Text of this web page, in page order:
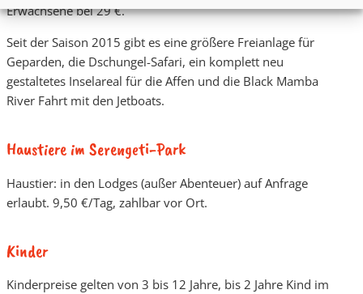
Erwachsene bei 29 €.
Seit der Saison 2015 gibt es eine größere Freianlage für
Geparden, die Dschungel-Safari, ein komplett neu
gestaltetes Inselareal für die Affen und die Black Mamba
River Fahrt mit den Jetboats.
Haustiere im Serengeti-Park
Haustier: in den Lodges (außer Abenteuer) auf Anfrage
erlaubt. 9,50 €/Tag, zahlbar vor Ort.
Kinder
Kinderpreise gelten von 3 bis 12 Jahre, bis 2 Jahre Kind im